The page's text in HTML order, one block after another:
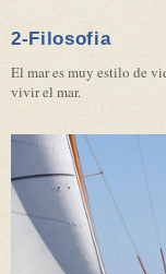
2-Filosofia
El mar es muy estilo de
vivir el mar.